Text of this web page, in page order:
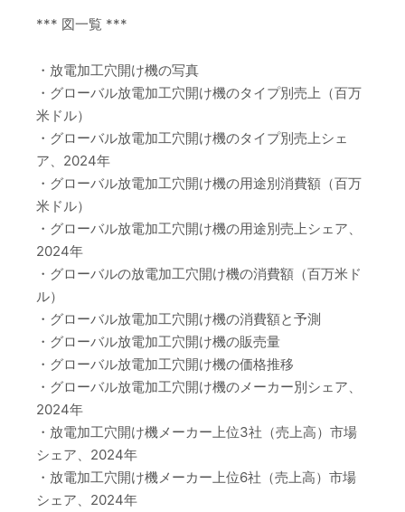
*** 図一覧 ***
・放電加工穴開け機の写真
・グローバル放電加工穴開け機のタイプ別売上（百万
米ドル）
・グローバル放電加工穴開け機のタイプ別売上シェ
ア、2024年
・グローバル放電加工穴開け機の用途別消費額（百万
米ドル）
・グローバル放電加工穴開け機の用途別売上シェア、
2024年
・グローバルの放電加工穴開け機の消費額（百万米ド
ル）
・グローバル放電加工穴開け機の消費額と予測
・グローバル放電加工穴開け機の販売量
・グローバル放電加工穴開け機の価格推移
・グローバル放電加工穴開け機のメーカー別シェア、
2024年
・放電加工穴開け機メーカー上位3社（売上高）市場
シェア、2024年
・放電加工穴開け機メーカー上位6社（売上高）市場
シェア、2024年